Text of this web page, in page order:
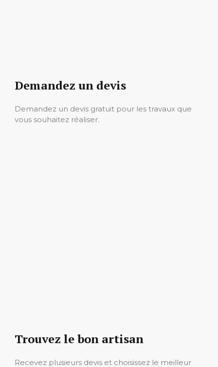
Demandez un devis
Demandez un devis gratuit pour les travaux que
vous souhaitez réaliser.
Trouvez le bon artisan
Recevez plusieurs devis et choisissez le meilleur